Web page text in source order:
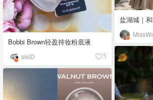
盐湖城｜
Bobbi Brown轻盈持妆粉底液
sisiD 5